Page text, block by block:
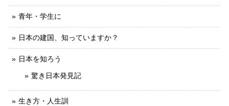
青年・学生に
日本の建国、知っていますか？
日本を知ろう
驚き日本発見記
生き方・人生訓